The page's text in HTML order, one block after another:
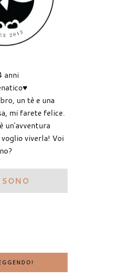
anni
un tè e una
mi farete felice.
un'avventura
viverla! Voi
no?